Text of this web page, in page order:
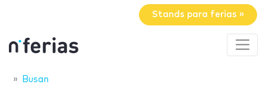
Stands para ferias »
Busan